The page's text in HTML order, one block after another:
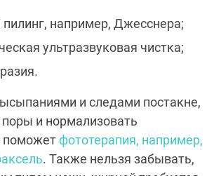
например, Джесснера;
ультразвуковая чистка;
и следами постакне,
поры и нормализовать
поможет фототерапия, например,
. Также нельзя забывать,